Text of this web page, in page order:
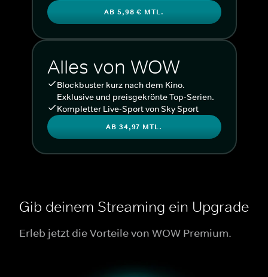
AB 5,98 € MTL.
Alles von WOW
Blockbuster kurz nach dem Kino.
Exklusive und preisgekrönte Top-Serien.
Kompletter Live-Sport von Sky Sport
AB 34,97 MTL.
Gib deinem Streaming ein Upgrade
Erleb jetzt die Vorteile von WOW Premium.